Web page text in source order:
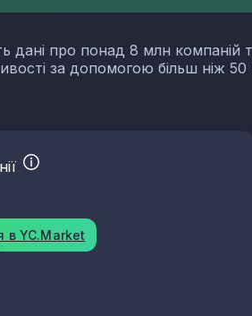
дані про понад 8 млн компаній
за допомогою більш ніж
в YC.Market